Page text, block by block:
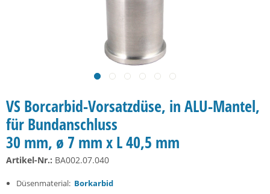
VS Borcarbid-Vorsatzdüse, in ALU-Mantel,
für Bundanschluss
30 mm, ø 7 mm x L 40,5 mm
Artikel-Nr.: BA002.07.040
Düsenmaterial: Borkarbid